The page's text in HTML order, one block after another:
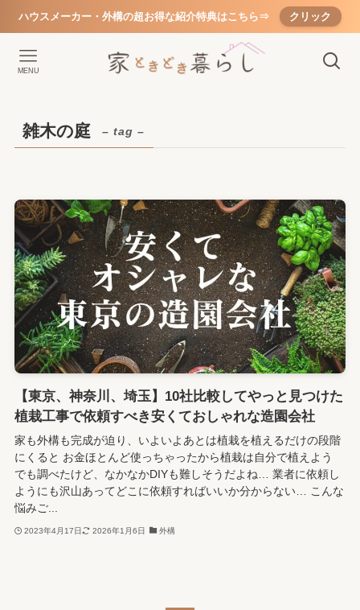
ハウスメーカー・外構の超お得な紹介特典はこちら⇒ クリック
MENU
雑木の庭 – tag –
【東京、神奈川、埼玉】10社比較してやっと見つけた
植栽工事で依頼すべき安くておしゃれな造園会社
家も外構も完成が迫り、いよいよあとは植栽を植えるだけの段階
にくると お金ほとんど使っちゃったから植栽は自分で植えよう
でも調べたけど、なかなかDIYも難しそうだよね… 業者に依頼し
ようにも沢山あってどこに依頼すればいいか分からない… こんな
悩みご...
2023年4月17日 2026年1月6日 外構